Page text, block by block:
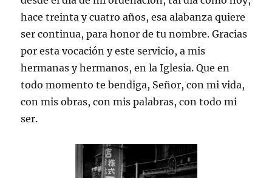
hace treinta y cuatro años, esa alabanza quiere
ser continua, para honor de tu nombre. Gracias
por esta vocación y este servicio, a mis
hermanas y hermanos, en la Iglesia. Que en
todo momento te bendiga, Señor, con mi vida,
con mis obras, con mis palabras, con todo mi
ser.